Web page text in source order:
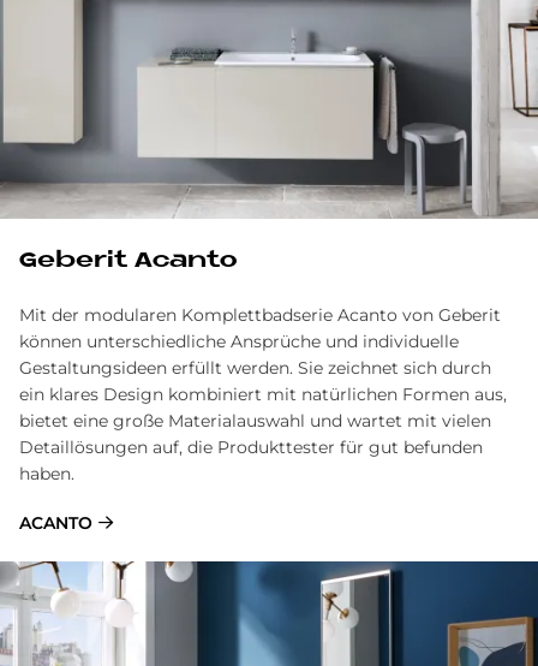
Ge­be­rit Acan­to
Mit der modularen Komplettbadserie Acanto von Geberit
können unterschiedliche Ansprüche und individuelle
Gestaltungsideen erfüllt werden. Sie zeichnet sich durch
ein klares Design kombiniert mit natürlichen Formen aus,
bietet eine große Materialauswahl und wartet mit vielen
Detaillösungen auf, die Produkttester für gut befunden
haben.
ACANTO